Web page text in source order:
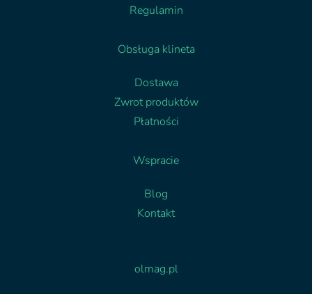
Regulamin
Obsługa klineta
Dostawa
Zwrot produktów
Płatności
Wspracie
Blog
Kontakt
olmag.pl